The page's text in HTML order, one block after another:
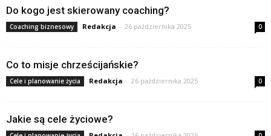
Do kogo jest skierowany coaching?
Coaching biznesowy Redakcja - 26 października 2025 0
Co to misje chrześcijańskie?
Cele i planowanie życia Redakcja - 26 października 2025 0
Jakie są cele życiowe?